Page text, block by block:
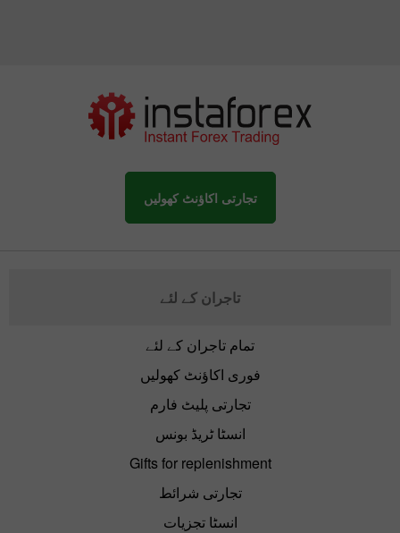
تجارتی اکاؤنٹ کھولیں
تاجران کے لئے
تمام تاجران کے لئے
فوری اکاؤنٹ کھولیں
تجارتی پلیٹ فارم
انسٹا ٹریڈ بونس
Gifts for replenishment
تجارتی شرائط
انسٹا تجزیات